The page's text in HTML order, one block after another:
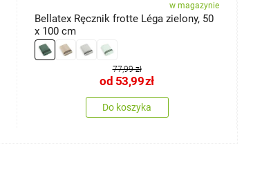
w magazynie
Bellatex Ręcznik frotte Léga zielony, 50
x 100 cm
77,99 zł
od 53,99zł
Do koszyka